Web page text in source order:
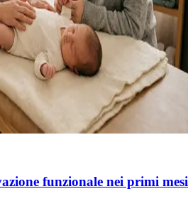
funzionale nei primi mesi